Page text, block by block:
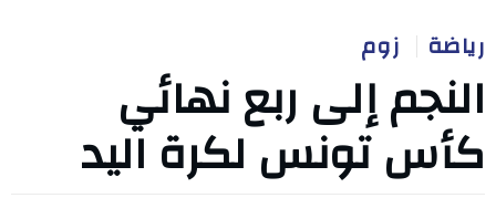
رياضة زوم
النجم إلى ربع نهائي
كأس تونس لكرة اليد